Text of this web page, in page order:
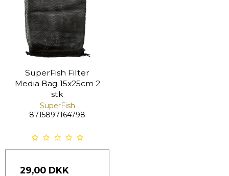
SuperFish Filter
Media Bag 15x25cm 2
stk
SuperFish
8715897164798
29,00 DKK